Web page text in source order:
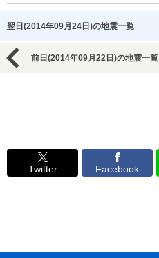
翌日(2014年09月24日)の地震一覧
前日(2014年09月22日)の地震一覧
Twitter Facebook